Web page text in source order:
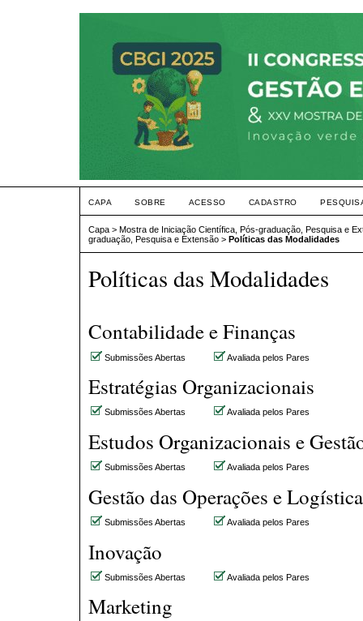
CAPA SOBRE ACESSO CADASTRO
Capa > Mostra de Iniciação Científica, Pós-graduação, Pesquisa e
graduação, Pesquisa e Extensão > Políticas das Modalidades
Políticas das Modalidades
Contabilidade e Finanças
Submissões Abertas Avaliada pelos Pares
Estratégias Organizacionais
Submissões Abertas Avaliada pelos Pares
Estudos Organizacionais e
Submissões Abertas Avaliada pelos Pares
Gestão das Operações e Logística
Submissões Abertas Avaliada pelos Pares
Inovação
Submissões Abertas Avaliada pelos Pares
Marketing